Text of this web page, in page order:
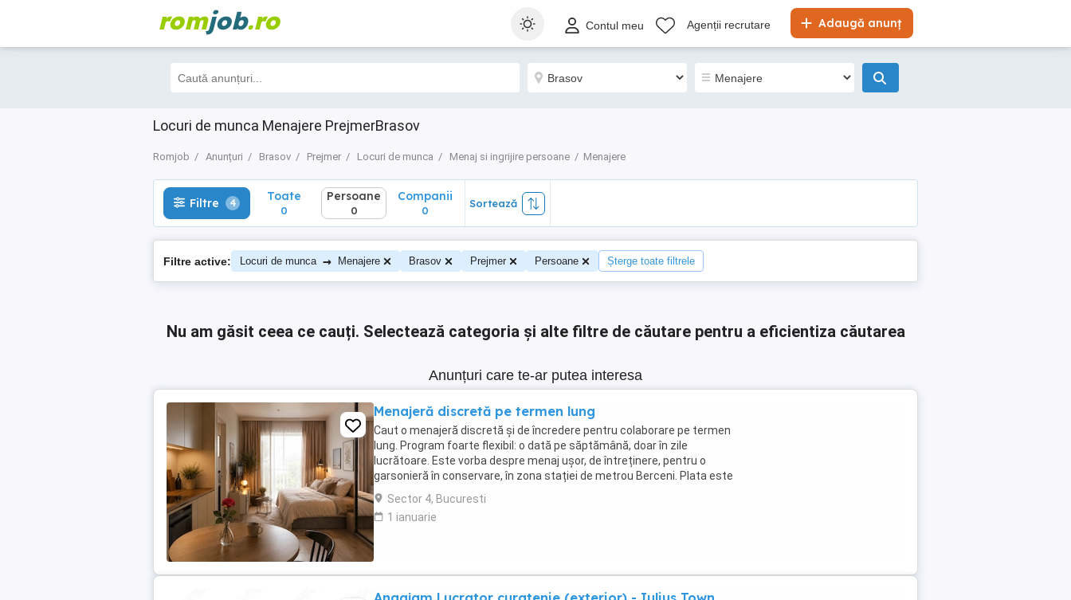
romjob.ro Adaugă anunț
Contul meu Agenții recrutare
Locuri de munca Menajere PrejmerBrasov
Romjob Anunțuri Brasov Prejmer Locuri de munca Menaj si ingrijire persoane Menajere
Filtre 4 Toate
0
Filtre 4 Toate
0
Persoane
0
Companii
0
Sortează
Filtre active: Locuri de munca → Menajere Brasov Prejmer Persoane Șterge toate filtrele
Nu am găsit ceea ce cauți. Selectează categoria și alte filtre de căutare pentru a eficientiza căutarea
Anunțuri care te-ar putea interesa
Menajeră discretă pe termen lung
Caut o menajeră discretă și de încredere pentru colaborare pe termen
lung. Program foarte flexibil: o dată pe săptămână, doar în zile
lucrătoare. Este vorba despre menaj ușor, de întreținere, pentru o
garsonieră în conservare, în zona stației de metrou Berceni. Plata este
avantajoasă și programul scurt. ...
Sector 4, Bucuresti
1 ianuarie